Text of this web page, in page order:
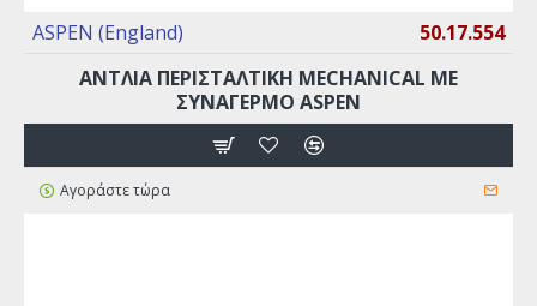
ASPEN (England)
50.17.554
ΑΝΤΛΙΑ ΠΕΡΙΣΤΑΛΤΙΚΉ MECHANICAL ΜΕ
ΣΥΝΑΓΕΡΜΌ ASPEN
Αγοράστε τώρα